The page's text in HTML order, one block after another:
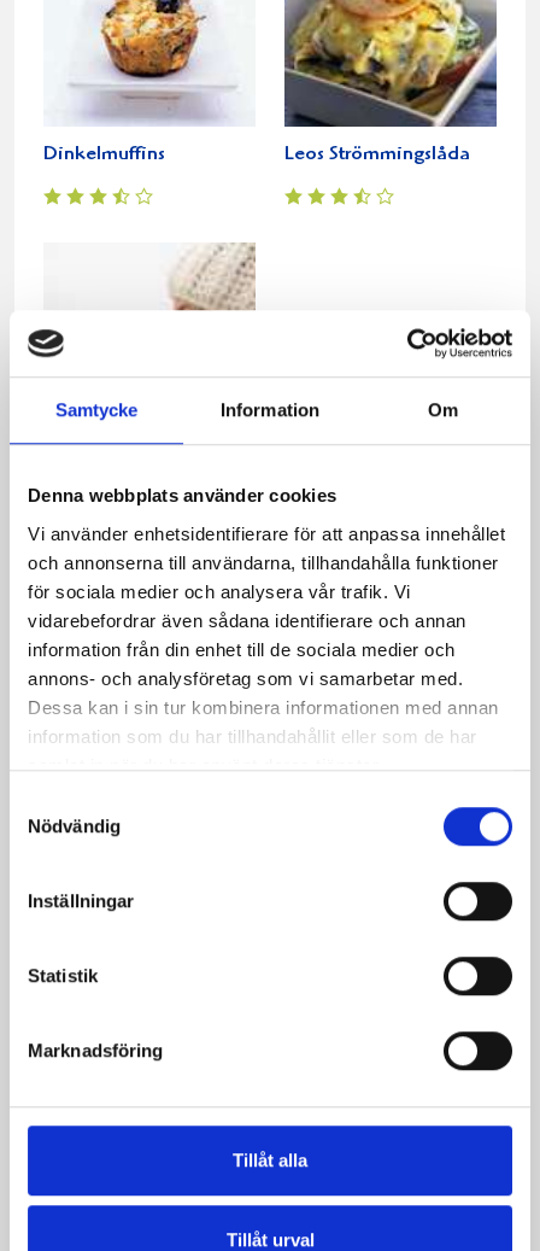
Samtycke Information Om
Denna webbplats använder cookies
Vi använder enhetsidentifierare för att anpassa innehållet
och annonserna till användarna, tillhandahålla funktioner
för sociala medier och analysera vår trafik. Vi
vidarebefordrar även sådana identifierare och annan
information från din enhet till de sociala medier och
annons- och analysföretag som vi samarbetar med.
Dessa kan i sin tur kombinera informationen med annan
information som du har tillhandahållit eller som de har
samlat in när du har använt deras tjänster.
Nödvändig
Inställningar
Statistik
Marknadsföring
Tillåt alla
Tillåt urval
Dinkelmuffins Leos Strömmingslåda
kronärtskocksdip
Relaterade recept:
spenat lax bladspenat bladspenat fisk
torsk bladspenat
pasta bladspenat
fisk med bladspenat
kyckling bladspenat
pasta kyckling bladspenat